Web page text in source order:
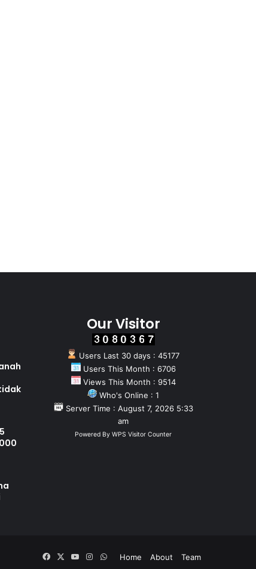
Our Visitor
Users Last 30 days : 45177
Users This Month : 6706
Views This Month : 9514
Who's Online : 1
Server Time : August 7, 2026 5:33
am
Powered By WPS Visitor Counter
Home About Team
FacebookYouTubeInstagram
WhatsApp